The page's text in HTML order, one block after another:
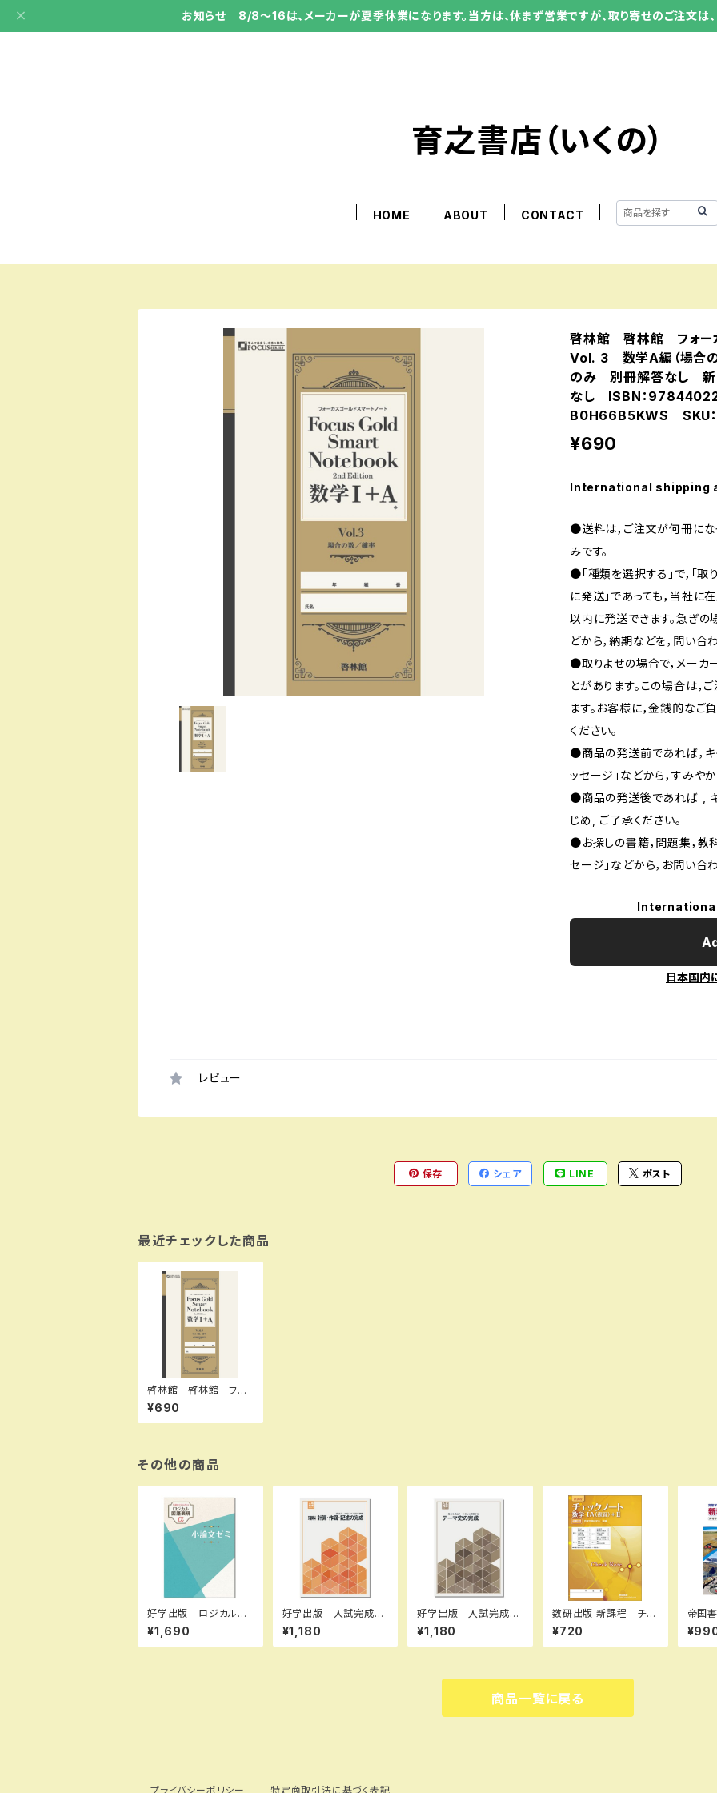
お知らせ 8/8～16は、メーカーが夏季休業になります。当方は、休まず営業ですが、取り寄せのご注文は、
育之書店（いくの）
HOME ABOUT CONTACT
啓林館 啓林館 フォー
Vol. 3 数学A編（場合
のみ 別冊解答なし
なし ISBN：
B0H66B5KWS SKU
¥690
International shipping
●送料は，ご注文が何冊にな
みです。
●「種類を選択する」で，
に発送」であっても，当社に
以内に発送できます。急ぎの
どから，納期などを，問い合
●取りよせの場合で，メーカ
とがあります。この場合は，
ます。お客様に，金銭的なご
ください。
●商品の発送前であれば，キ
ッセージ」などから，すみやか
●商品の発送後であれば ,
じめ, ご了承ください｡
●お探しの書籍，問題集，教
セージ」などから，お問い合
日本国内
レビュー
保存 シェア LINE ポスト
最近チェックした商品
啓林館 啓林館 フォ
ーカスゴールドスマート
ノート 2nd Vol. 3 数
学A編（場合の数／確
し 新品 問題集本体
のみ 別冊解答なし I
SBN：97844022526
18 ISBN-10：B0H66
B5KWS SKU：0040
21117
¥690
その他の商品
好学出版 ロジカル国
語表現アルファ 小論
文ゼミ 2026年度
版 新品完全セット I
¥1,690
好学出版 入試完成シ
リーズ 理科 計算・作
図・記述の完成 2026
年度版 新品完全セッ
¥1,180
好学出版 入試完成シ
リーズ テーマ史の完
成 2026年度版 新
品完全セット ISBN：B
¥1,180
数研出版 新課程 チェ
ックノート 数学IA(復
習)+II 傍用型 新
品 問題集本体のみ
2 SKU：001092809
¥720
帝国
高等
ート
度版
商品一覧に戻る
プライバシーポリシー 特定商取引法に基づく表記